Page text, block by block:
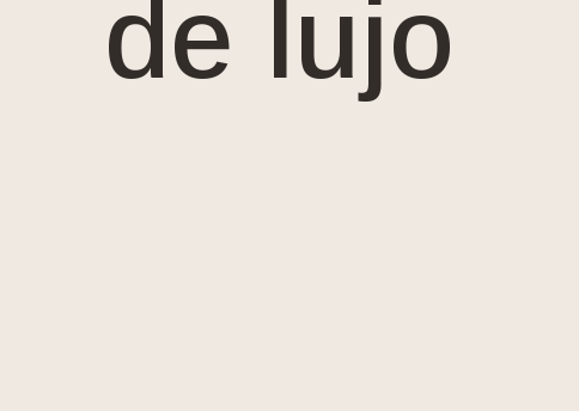
de lujo